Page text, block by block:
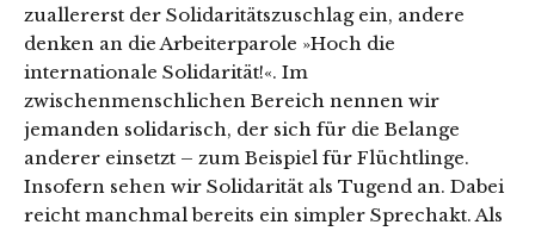
zuallererst der Solidaritätszuschlag ein, andere
denken an die Arbeiterparole »Hoch die
internationale Solidarität!«. Im
zwischenmenschlichen Bereich nennen wir
jemanden solidarisch, der sich für die Belange
anderer einsetzt – zum Beispiel für Flüchtlinge.
Insofern sehen wir Solidarität als Tugend an. Dabei
reicht manchmal bereits ein simpler Sprechakt. Als